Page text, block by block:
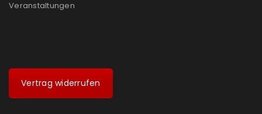
Veranstaltungen
Vertrag widerrufen